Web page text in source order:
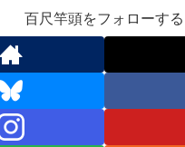
百尺竿頭をフォローする